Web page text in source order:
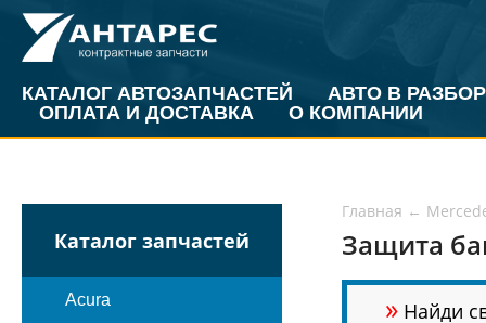
КАТАЛОГ АВТОЗАПЧАСТЕЙ
АВТО В РАЗБОР
ОПЛАТА И ДОСТАВКА
О КОМПАНИИ
Каталог запчастей
Acura
Главная ←
Защита
» Найди